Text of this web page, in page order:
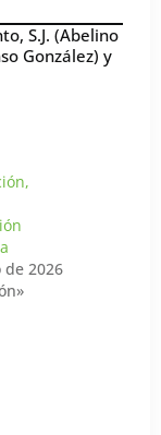
S.J. (Abelino
González) y
de 2026